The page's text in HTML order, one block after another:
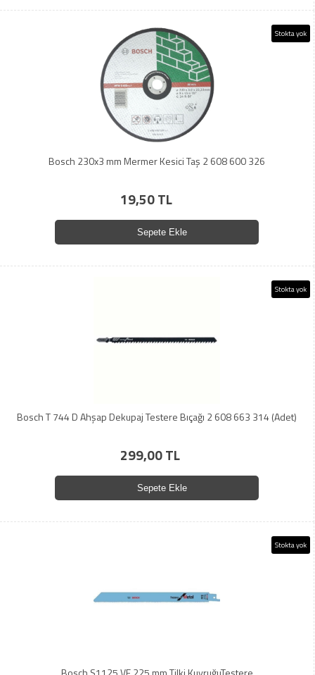
Stokta yok
Bosch 230x3 mm Mermer Kesici Taş 2 608 600 326
19,50 TL
Sepete Ekle
Stokta yok
Bosch T 744 D Ahşap Dekupaj Testere Bıçağı 2 608 663 314 (Adet)
299,00 TL
Sepete Ekle
Stokta yok